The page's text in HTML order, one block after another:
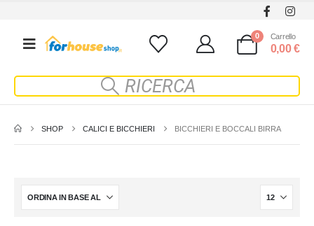
0 Carrello
0,00€
SHOP CALICI E BICCHIERI BICCHIERI E BOCCALI BIRRA